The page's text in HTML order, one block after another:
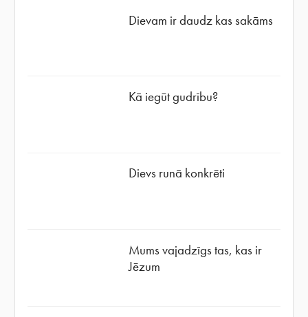
Dievam ir daudz kas sakāms
Kā iegūt gudrību?
Dievs runā konkrēti
Mums vajadzīgs tas, kas ir
Jēzum